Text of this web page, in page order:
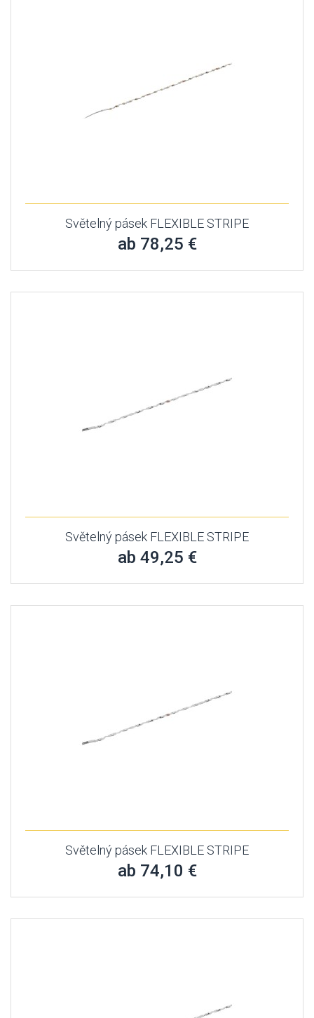
Světelný pásek FLEXIBLE STRIPE
ab 78,25 €
Světelný pásek FLEXIBLE STRIPE
ab 49,25 €
Světelný pásek FLEXIBLE STRIPE
ab 74,10 €